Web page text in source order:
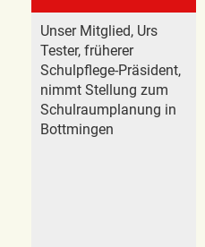
Unser Mitglied, Urs
Tester, früherer
Schulpflege-Präsident,
nimmt Stellung zum
Schulraumplanung in
Bottmingen